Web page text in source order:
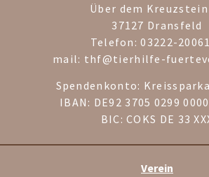
Über dem Kreuzstein
37127 Dransfeld
Telefon: 03222-
mail: thf@tierhilfe-
Spendenkonto:
IBAN: DE92 3705 0299
BIC: COKS DE 33
Verein